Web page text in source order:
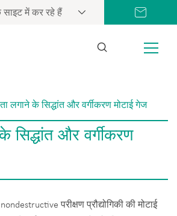
साइट में कर रहे हैं
लगाने के सिद्धांत और वर्गीकरण मोटाई गेज
सिद्धांत और वर्गीकरण
परीक्षण प्रौद्योगिकी की मोटाई